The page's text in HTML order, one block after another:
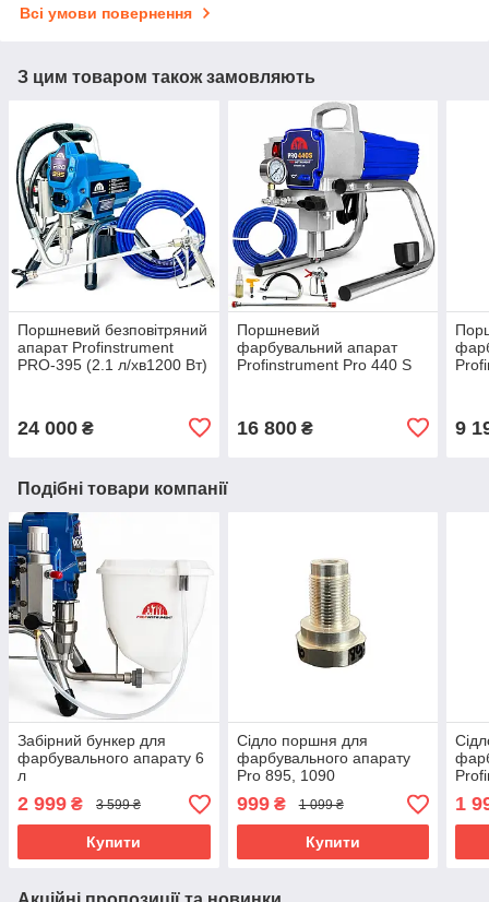
Всі умови повернення
З цим товаром також замовляють
Поршневий безповітряний
апарат Profinstrument
PRO-395 (2.1 л/хв1200 Вт)
24 000 ₴
Поршневий
фарбувальний апарат
Profinstrument Pro 440 S
16 800₴ 9
Подібні товари компанії
Забірний бункер для
фарбувального апарату 6
л
2 999 ₴ 3 599 ₴
Купити
Сідло поршня для
фарбувального апарату
Pro 895, 1090
999₴ 1 099 ₴
Купити
1